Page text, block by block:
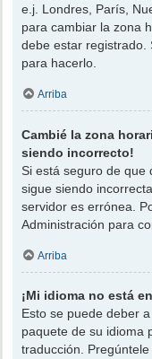
e.j. Londres, París,
para cambiar la zona
debe estar registrado.
para hacerlo.
Arriba
Cambié la zona
siendo incorrecto!
Si está seguro de que
sigue siendo
servidor es errónea.
Administración para
Arriba
¡Mi idioma no está
Esto se puede deber
paquete de su idioma
traducción.